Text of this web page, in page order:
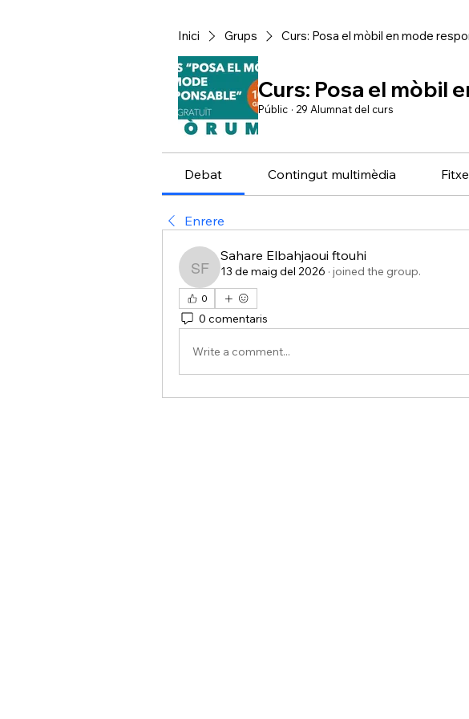
Inici Grups Curs: Posa el mòbil en mode
Curs: Posa el mòbil
Públic · 29 Alumnat del curs
Debat Contingut multimèdia
Enrere
Sahare Elbahjaoui ftouhi
Sahare Elbahjaoui ftouhi
13 de maig del 2026 · joined the group.
0
0 comentaris
Write a comment...